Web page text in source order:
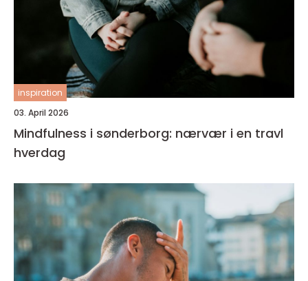
inspiration
03. April 2026
Mindfulness i sønderborg: nærvær i en travl
hverdag